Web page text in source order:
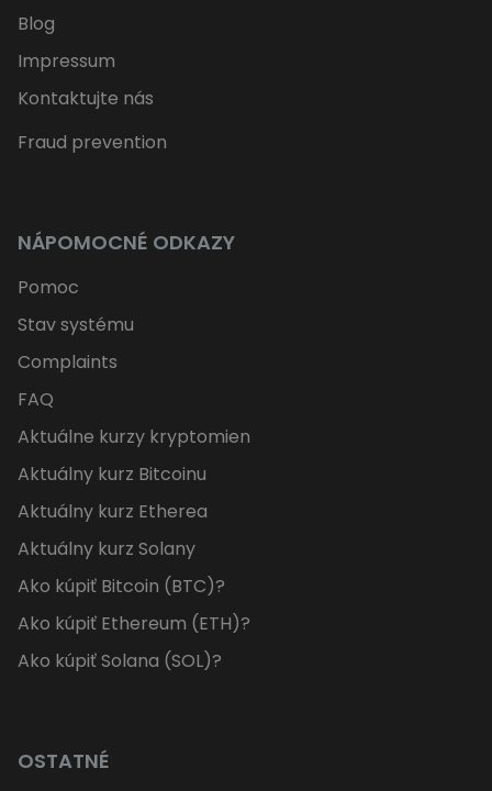
Blog
Impressum
Kontaktujte nás
Fraud prevention
NÁPOMOCNÉ ODKAZY
Pomoc
Stav systému
Complaints
FAQ
Aktuálne kurzy kryptomien
Aktuálny kurz Bitcoinu
Aktuálny kurz Etherea
Aktuálny kurz Solany
Ako kúpiť Bitcoin (BTC)?
Ako kúpiť Ethereum (ETH)?
Ako kúpiť Solana (SOL)?
OSTATNÉ